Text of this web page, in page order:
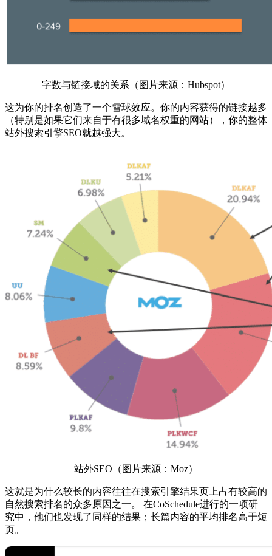
字数与链接域的关系（图片来源：Hubspot）
这为你的排名创造了一个雪球效应。你的内容获得的链接越多
（特别是如果它们来自于有很多域名权重的网站），你的整体
站外搜索引擎SEO就越强大。
站外SEO（图片来源：Moz）
这就是为什么较长的内容往往在搜索引擎结果页上占有较高的
自然搜索排名的众多原因之一。 在CoSchedule进行的一项研
究中，他们也发现了同样的结果；长篇内容的平均排名高于短
页。